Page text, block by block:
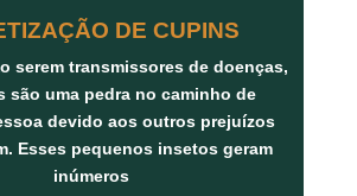
DE CUPINS
serem transmissores de doenças,
são uma pedra no caminho de
devido aos outros prejuízos
Esses pequenos insetos geram
inúmeros